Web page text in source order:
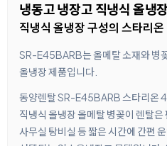
냉동고 냉장고 직냉식 올냉
직냉식 올냉장 구성의 스타리
SR-E45BARB는 올메탈 소재와 병
올냉장 제품입니다.
동양렌탈 SR-E45BARB 스타리온
직냉식 올냉장 올메탈 병꽂이 렌탈
사무실 탕비실 등 짧은 시간에 간편